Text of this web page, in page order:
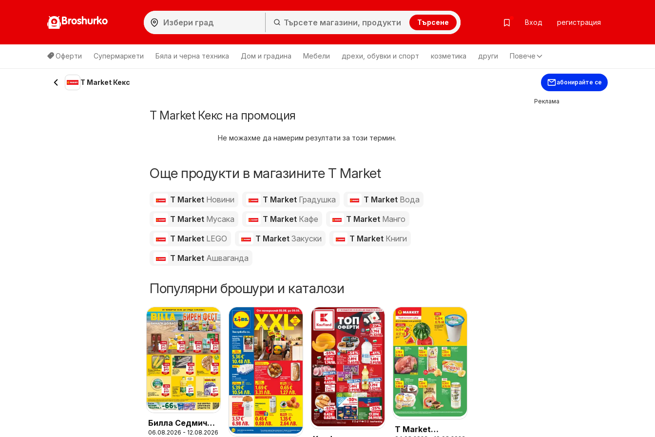
Broshurko Търсене Вход регистрация
Оферти Супермаркети Бяла и черна техника Дом и градина Мебели дрехи, обувки и спорт козметика други Повече
T Market Кекс абонирайте се
T Market Кекс на промоция
Не можахме да намерим резултати за този термин.
Още продукти в магазините T Market
T Market Новини T Market Градушка T Market Вода
T Market Мусака T Market Кафе T Market Манго
T Market LEGO T Market Закуски T Market Книги
T Market Ашваганда
Популярни брошури и каталози
Билла Седмична
брошура
06.08.2026 - 12.08.2026
T Market
Реклама